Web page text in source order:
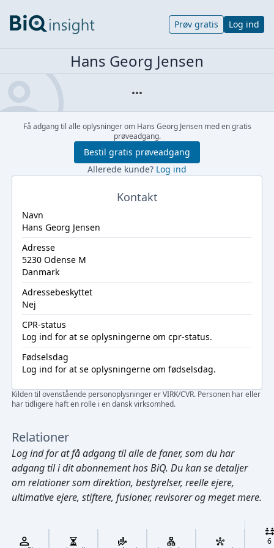
Cmd/Ctrl + K
Prøv gratis Log ind
Hans Georg Jensen
Få adgang til alle oplysninger om Hans Georg Jensen med en gratis
prøveadgang.
Bestil gratis prøveadgang
Allerede kunde? Log ind
Kontakt
Navn
Hans Georg Jensen
Adresse
5230 Odense M
Danmark
Adressebeskyttet
Nej
CPR-status
Log ind for at se oplysningerne om cpr-status.
Fødselsdag
Log ind for at se oplysningerne om fødselsdag.
Kilden til ovenstående personoplysninger er VIRK/CVR. Personen har eller
har tidligere haft en rolle i en dansk virksomhed.
Relationer
Log indfor at få adgang til alle de faner, som du har
adgang til i dit abonnement hos BiQ. Du kan se detaljer
om relationer som direktion, bestyrelser, reelle ejere,
ultimative ejere, stiftere, fusioner, revisorer og meget mere.
6